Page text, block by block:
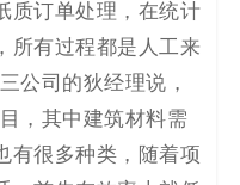
质订单处理，在统计
所有过程都是人工来
公司的狄经理说，
，其中建筑材料需
有很多种类，随着项